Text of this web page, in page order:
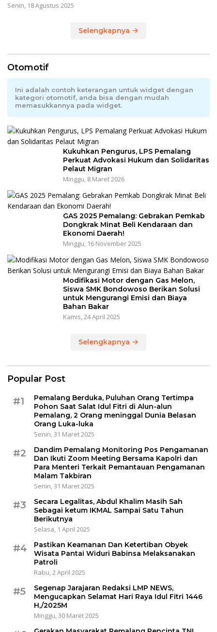
Senin, 18 Agustus 2025
Selengkapnya
Otomotif
Ini adalah contoh keterangan untuk widget dengan
kategori otomotif, anda bisa dengan mudah
memasukkannya pada widget.
Kukuhkan Pengurus, LPS Pemalang
Perkuat Advokasi Hukum dan Solidaritas
Pelaut Migran
Minggu, 8 Maret 2026
GAS 2025 Pemalang: Gebrakan Pemkab
Dongkrak Minat Beli Kendaraan dan
Ekonomi Daerah!
Minggu, 16 November 2025
Modifikasi Motor dengan Gas Melon,
Siswa SMK Bondowoso Berikan Solusi
untuk Mengurangi Emisi dan Biaya
Bahan Bakar
Kamis, 24 April 2025
Selengkapnya
Popular Post
#1
Pemalang Berduka, Puluhan Orang Tertimpa
Pohon Saat Salat Idul Fitri di Alun-alun
Pemalang, 2 Orang meninggal Dunia Belasan
Orang Luka-luka
Senin, 31 Maret 2025
#2
Dandim Pemalang Monitoring Pos Pengamanan
Dan Ikuti Zoom Meeting Bersama Kapolri dan
Para Menteri Terkait Pemantauan Pengamanan
Malam Takbiran
Senin, 31 Maret 2025
#3
Secara Legalitas, Abdul Khalim Masih Sah
Sebagai ketum IKMAL Sampai Satu Tahun
Berikutnya
Selasa, 1 April 2025
#4
Pastikan Keamanan Dan Ketertiban Obyek
Wisata Pantai Widuri Babinsa Melaksanakan
Patroli
Rabu, 2 April 2025
#5
Segenap Jarajaran Redaksi LMP NEWS,
Mengucapkan Selamat Hari Raya Idul Fitri 1446
H,/2025M
Minggu, 30 Maret 2025